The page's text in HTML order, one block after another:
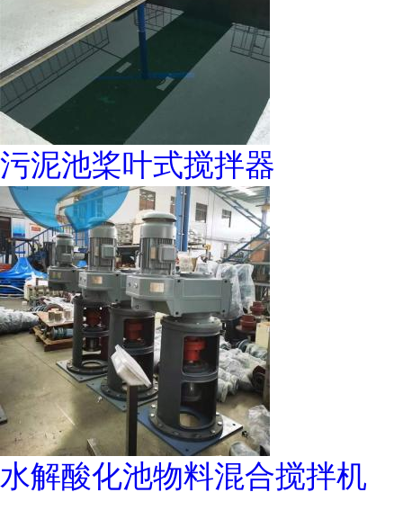
污泥池桨叶式搅拌器
水解酸化池物料混合搅拌机